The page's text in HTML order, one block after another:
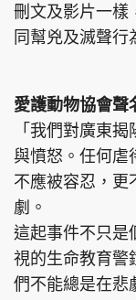
刪文及影片一樣
同幫兇及滅聲行
愛護動物協會聲
「我們對廣東
與憤怒。任何虐
不應被容忍，更
劇。
這起事件不只是
視的生命教育警
們不能總是在悲